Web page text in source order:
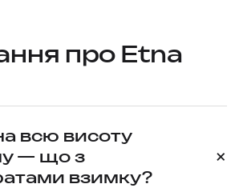
про Etna
всю висоту
— що з
взимку?